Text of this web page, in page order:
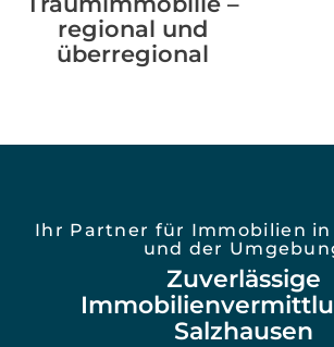
regional und
überregional
Ihr Partner für Immobilien in
und der
Zuverlässige
Salzhausen